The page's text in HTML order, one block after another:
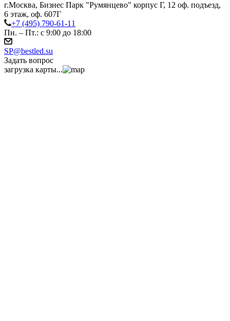
г.Москва, Бизнес Парк "Румянцево" корпус Г, 12 оф. подъезд,
6 этаж, оф. 607Г
+7 (495) 790-61-11
Пн. – Пт.: с 9:00 до 18:00
SP@bestled.su
Задать вопрос
загрузка карты...